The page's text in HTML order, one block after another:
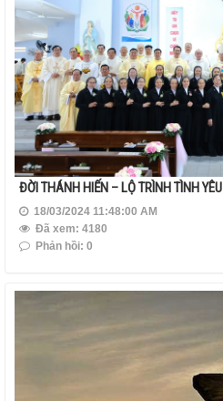
ĐỜI THÁNH HIẾN – LỘ TRÌNH TÌNH YÊU
18/03/2024 11:48:00 AM
Đã xem: 4180
Phản hồi: 0